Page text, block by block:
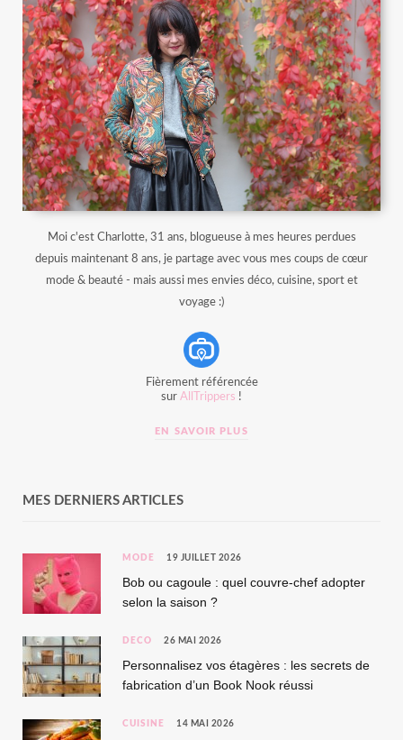
Moi c'est Charlotte, 31 ans, blogueuse à mes heures perdues
depuis maintenant 8 ans, je partage avec vous mes coups de cœur
mode & beauté - mais aussi mes envies déco, cuisine, sport et
voyage :)
Fièrement référencée
sur AllTrippers !
EN SAVOIR PLUS
MES DERNIERS ARTICLES
MODE 19 JUILLET 2026
Bob ou cagoule : quel couvre-chef adopter
selon la saison ?
DÉCO 26 MAI 2026
Personnalisez vos étagères : les secrets de
fabrication d’un Book Nook réussi
CUISINE 14 MAI 2026